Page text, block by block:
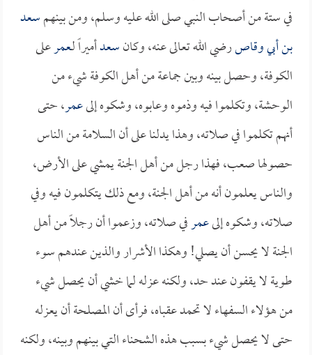
في ستة من أصحاب النبي صلى الله عليه وسلم، ومن بينهمسعد
بن أبي وقاصرضي الله تعالى عنه، وكانسعدأميراً لـعمرعلى
الكوفة، وحصل بينه وبين جماعة من أهل الكوفة شيء من
الوحشة، وتكلموا فيه وذموه وعابوه، وشكوه إلىعمر، حتى
أنهم تكلموا في صلاته، وهذا يدلنا على أن السلامة من الناس
حصولها صعب، فهذا رجل من أهل الجنة يمشي على الأرض،
والناس يعلمون أنه من أهل الجنة، ومع ذلك يتكلمون فيه وفي
صلاته، وشكوه إلىعمرفي صلاته، وزعموا أن رجلاً من أهل
الجنة لا يحسن أن يصلي! وهكذا الأشرار والذين عندهم سوء
طوية لا يقفون عند حد، ولكنه عزله لما خشي أن يحصل شيء
من هؤلاء السفهاء لا تحمد عقباه، فرأى أن المصلحة أن يعزله
حتى لا يحصل شيء بسبب هذه الشحناء التي بينهم وبينه، ولكنه